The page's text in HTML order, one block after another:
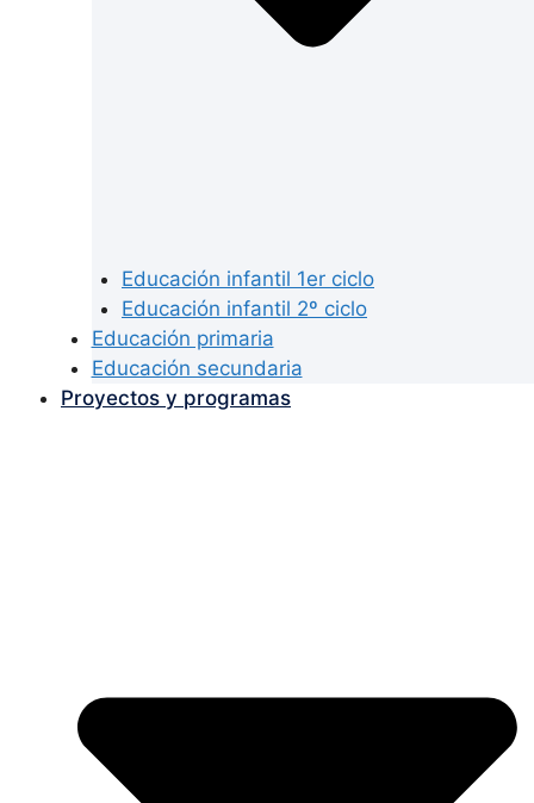
Educación infantil 1er ciclo
Educación infantil 2º ciclo
Educación primaria
Educación secundaria
Proyectos y programas